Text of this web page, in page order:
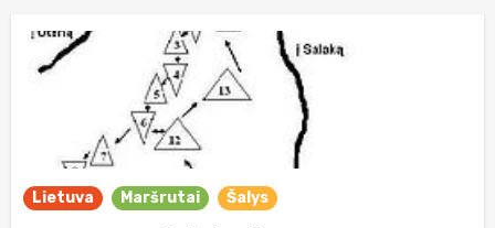
Lietuva Maršrutai Šalys